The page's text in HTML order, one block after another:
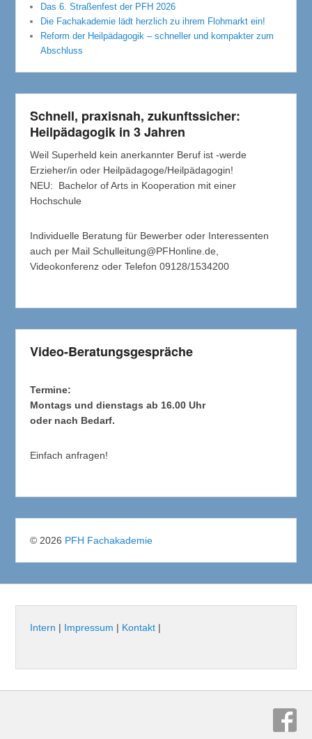
Das 6. Straßenfest der PFH 2026
Die Fachakademie lädt herzlich zu ihrem Flohmarkt ein!
Reform der Heilpädagogik – schneller und kompakter zum
Abschluss
Schnell, praxisnah, zukunftssicher:
Heilpädagogik in 3 Jahren
Weil Superheld kein anerkannter Beruf ist -werde
Erzieher/in oder Heilpädagoge/Heilpädagogin!
NEU: Bachelor of Arts in Kooperation mit einer
Hochschule
Individuelle Beratung für Bewerber oder Interessenten
auch per Mail Schulleitung@PFHonline.de,
Videokonferenz oder Telefon 09128/1534200
Video-Beratungsgespräche
Termine:
Montags und dienstags ab 16.00 Uhr
oder nach Bedarf.
Einfach anfragen!
© 2026 PFH Fachakademie
Intern | Impressum | Kontakt |